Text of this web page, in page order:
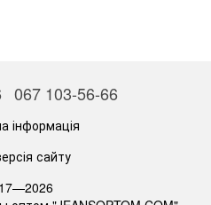
067 103-56-66
інформація
сайту